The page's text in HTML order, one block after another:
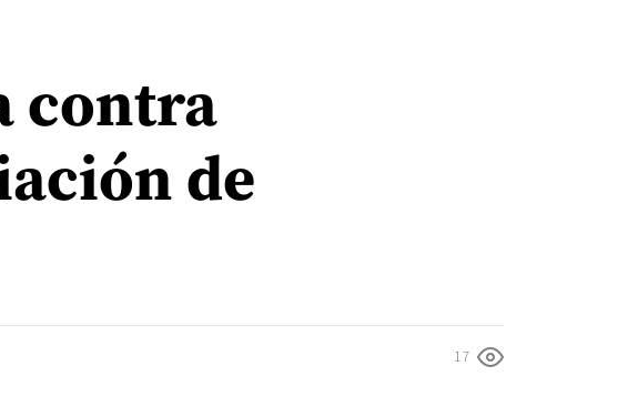
contra
de
17